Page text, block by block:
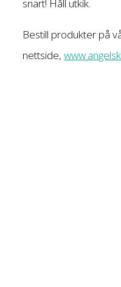
snart! Håll utkik.
Bestill produkter på
nettside,